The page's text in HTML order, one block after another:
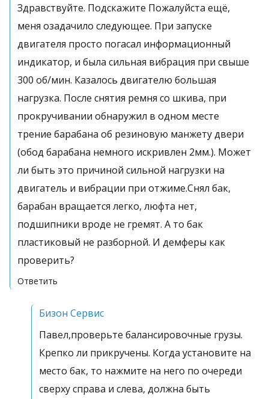
Здравствуйте. Подскажите Пожалуйста ещё,
меня озадачило следующее. При запуске
двигателя просто погасал информационный
индикатор, и была сильная вибрация при свыше
300 об/мин. Казалось двигателю большая
нагрузка. После снятия ремня со шкива, при
прокручивании обнаружил в одном месте
трение барабана об резиновую манжету двери
(обод барабана немного искривлен 2мм.). Может
ли быть это причиной сильной нагрузки на
двигатель и вибрации при отжиме.Снял бак,
барабан вращается легко, люфта нет,
подшипники вроде не гремят. А то бак
пластиковый не разборной. И демферы как
проверить?
Ответить
Бизон Сервис
Павел,проверьте балансировочные грузы.
Крепко ли прикручены. Когда установите на
место бак, то нажмите на него по очереди
сверху справа и слева, должна быть